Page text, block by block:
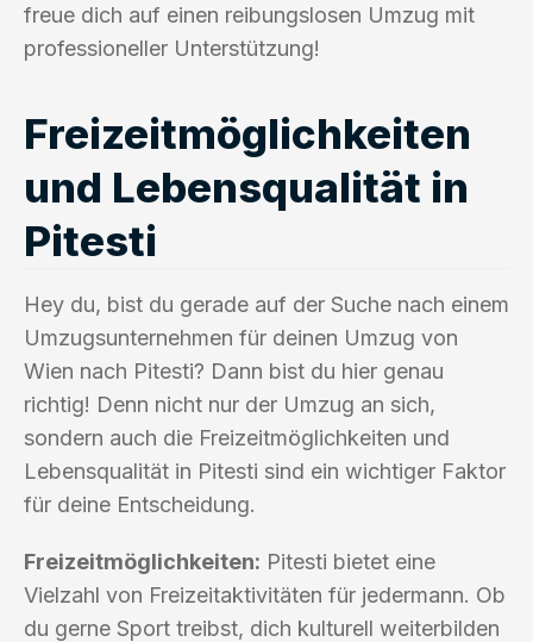
freue dich auf einen reibungslosen Umzug mit
professioneller Unterstützung!
Freizeitmöglichkeiten
und Lebensqualität in
Pitesti
Hey du, bist du gerade auf der Suche nach einem
Umzugsunternehmen für deinen Umzug von
Wien nach Pitesti? Dann bist du hier genau
richtig! Denn nicht nur der Umzug an sich,
sondern auch die Freizeitmöglichkeiten und
Lebensqualität in Pitesti sind ein wichtiger Faktor
für deine Entscheidung.
Freizeitmöglichkeiten: Pitesti bietet eine
Vielzahl von Freizeitaktivitäten für jedermann. Ob
du gerne Sport treibst, dich kulturell weiterbilden